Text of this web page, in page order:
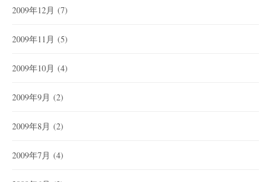
2009年12月 (7)
2009年11月 (5)
2009年10月 (4)
2009年9月 (2)
2009年8月 (2)
2009年7月 (4)